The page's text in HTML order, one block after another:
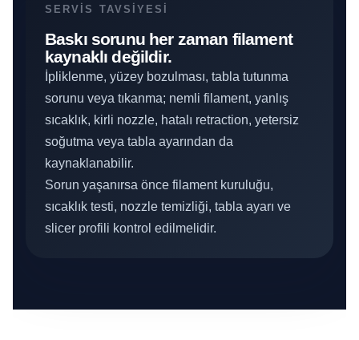
SERVIS TAVSIYESI
Baskı sorunu her zaman filament
kaynaklı değildir.
İpliklenme, yüzey bozulması, tabla tutunma
sorunu veya tıkanma; nemli filament, yanlış
sıcaklık, kirli nozzle, hatalı retraction, yetersiz
soğutma veya tabla ayarından da
kaynaklanabilir.
Sorun yaşanırsa önce filament kuruluğu,
sıcaklık testi, nozzle temizliği, tabla ayarı ve
slicer profili kontrol edilmelidir.